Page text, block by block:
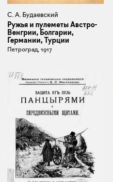
С. А. Будаевский
Ружья и пулеметы Австро-
Венгрии, Болгарии,
Германии, Турции
Петроград, 1917